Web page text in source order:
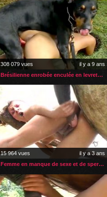
308 079 vues
il y a 9 ans
Brésilienne enrobée enculée en levrette dans son jardin
15 964 vues
il y a 3 ans
Femme en manque de sexe et de sperme soulagée par son cheval